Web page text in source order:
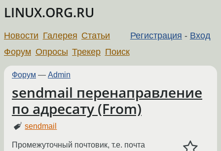
LINUX.ORG.RU
Регистрация - Вход
Новости Галерея Статьи
Форум Опросы Трекер Поиск
Форум — Admin
sendmail перенаправление
по адресату (From)
sendmail
Промежуточный почтовик, т.е. почта